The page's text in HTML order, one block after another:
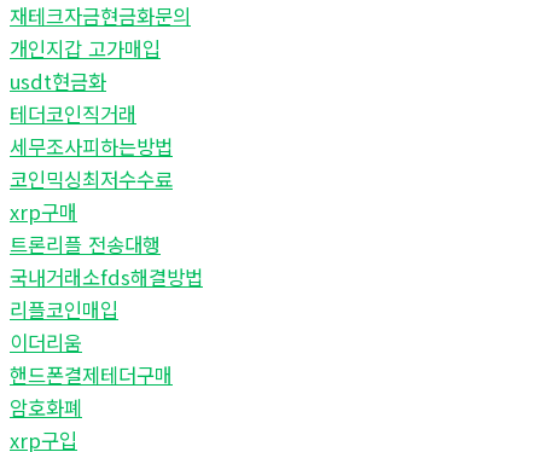
재테크자금현금화문의
개인지갑 고가매입
usdt현금화
테더코인직거래
세무조사피하는방법
코인믹싱최저수수료
xrp구매
트론리플 전송대행
국내거래소fds해결방법
리플코인매입
이더리움
핸드폰결제테더구매
암호화폐
xrp구입